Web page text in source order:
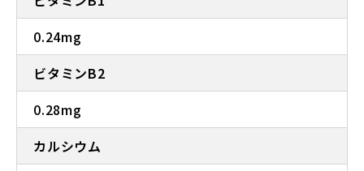
0.24mg
ビタミンB2
0.28mg
カルシウム